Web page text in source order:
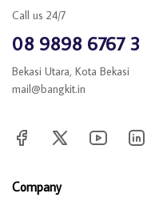
Call us 24/7
08 9898 6767 3
Bekasi Utara, Kota Bekasi
mail@bangkit.in
Company